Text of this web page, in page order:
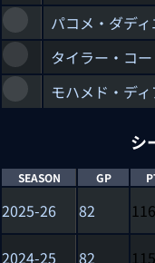
パコメ・ダディ
タイラー・コ
モハメド・デ
シ
SEASON GP
2025-26 82
2024-25 82